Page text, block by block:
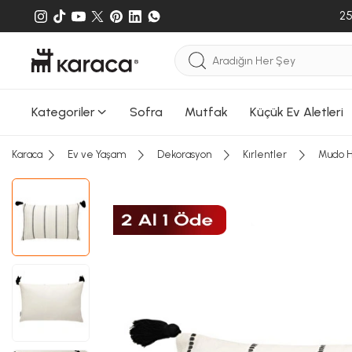
Kategoriler Sofra Mutfak Küçük Ev Aletleri
Karaca Ev ve Yaşam Dekorasyon Kırlentler Mudo